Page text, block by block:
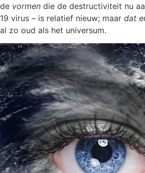
de vormen die de destructiviteit nu
19 virus – is relatief nieuw; maar dat
al zo oud als het universum.